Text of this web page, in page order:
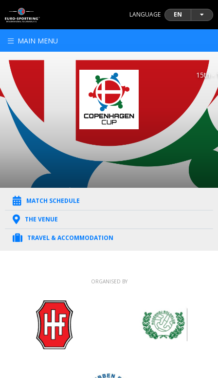
LANGUAGE EN
MAIN MENU
15th -
MATCH SCHEDULE
THE VENUE
TRAVEL & ACCOMMODATION
ORGANISED BY